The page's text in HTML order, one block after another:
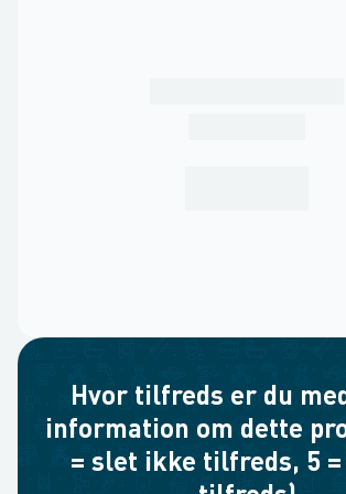
Hvor tilfreds er du
information om dette
= slet ikke tilfreds, 5 =